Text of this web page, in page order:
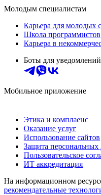
Молодым специалистам
Карьера для молодых
Школа программистов
Карьера в
Боты для уведомлений
Мобильное приложение
Этика и комплаенс
Оказание услуг
Использование сайтов
Защита
Пользовательское
ИТ аккредитация
На информационном
рекомендательные